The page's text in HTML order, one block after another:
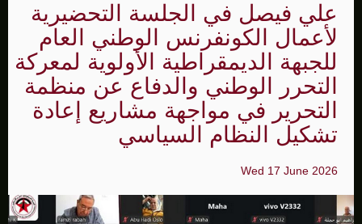
علي فيصل في الجلسة التحضيرية
لأعمال الكونفرنس الوطني العام
للجبهة الديمقراطية الأولوية لمعركة
التحرر الوطني والدفاع عن منظمة
التحرير في مواجهة مشاريع إعادة
تشكيل النظام السياسي
Wed 17 June 2026